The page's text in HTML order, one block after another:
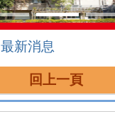
最新消息
回上一頁